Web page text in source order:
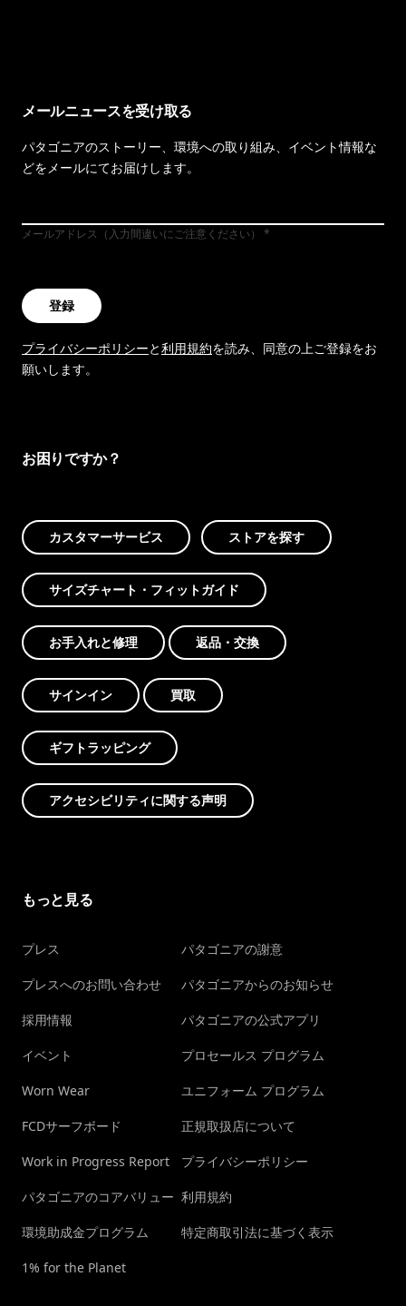
メールニュースを受け取る
パタゴニアのストーリー、環境への取り組み、イベント情報な
どをメールにてお届けします。
メールアドレス（入力間違いにご注意ください）
登録
プライバシーポリシーと利用規約を読み、同意の上ご登録をお
願いします。
お困りですか？
カスタマーサービス ストアを探す
サイズチャート・フィットガイド
お手入れと修理 返品・交換
サインイン 買取
ギフトラッピング
アクセシビリティに関する声明
もっと見る
プレス
プレスへのお問い合わせ
採用情報
イベント
Worn Wear
FCDサーフボード
Work in Progress Report
パタゴニアのコアバリュー
環境助成金プログラム
1% for the Planet
パタゴニアの謝意
パタゴニアからのお知らせ
パタゴニアの公式アプリ
プロセールス プログラム
ユニフォーム プログラム
正規取扱店について
プライバシーポリシー
利用規約
特定商取引法に基づく表示